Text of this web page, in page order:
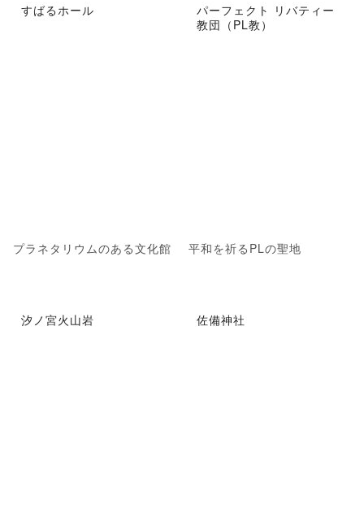
すばるホール
プラネタリウムのある文化館
パーフェクト リバティー
教団（PL教）
平和を祈るPLの聖地
汐ノ宮火山岩 佐備神社